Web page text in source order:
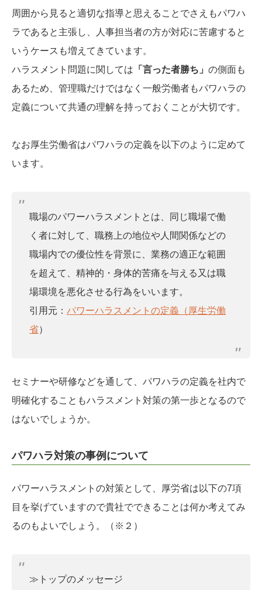
周囲から見ると適切な指導と思えることでさえもパワハ
ラであると主張し、人事担当者の方が対応に苦慮すると
いうケースも増えてきています。
ハラスメント問題に関しては 「言った者勝ち」 の側面も
あるため、管理職だけではなく一般労働者もパワハラの
定義について共通の理解を持っておくことが大切です。
なお厚生労働省はパワハラの定義を以下のように定めて
います。
職場のパワーハラスメントとは、同じ職場で働
く者に対して、職務上の地位や人間関係などの
職場内での優位性を背景に、業務の適正な範囲
を超えて、精神的・身体的苦痛を与える又は職
場環境を悪化させる行為をいいます。
引用元： パワーハラスメントの定義（厚生労働
省）
セミナーや研修などを通して、パワハラの定義を社内で
明確化することもハラスメント対策の第一歩となるので
はないでしょうか。
パワハラ対策の事例について
パワーハラスメントの対策として、厚労省は以下の7項
目を挙げていますので貴社でできることは何か考えてみ
るのもよいでしょう。（※２）
≫トップのメッセージ